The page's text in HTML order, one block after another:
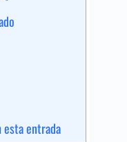
esta entrada